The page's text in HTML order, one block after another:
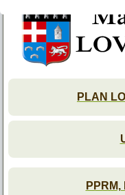
PLAN
PPRM,